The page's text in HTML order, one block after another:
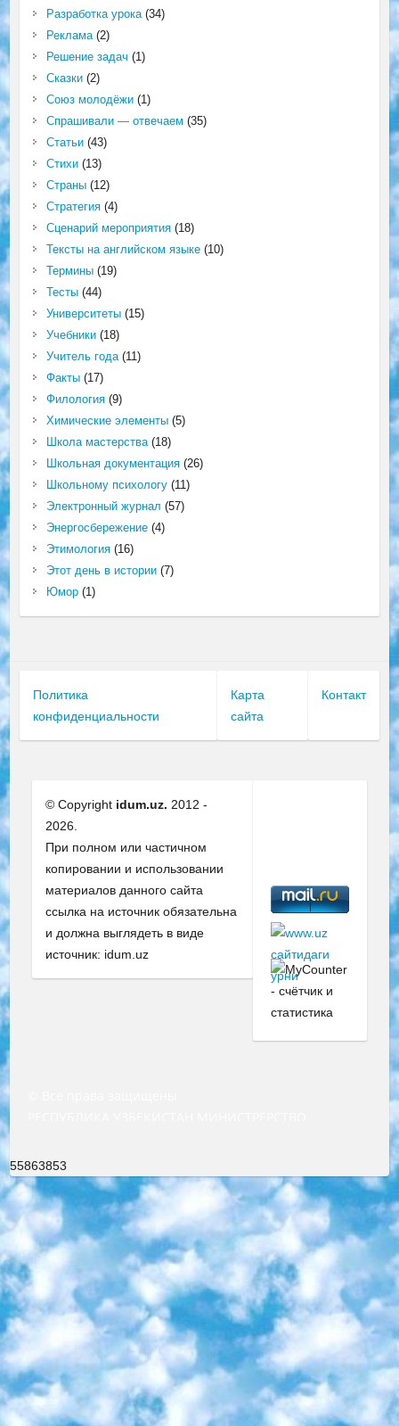
Разработка урока(34)
Реклама(2)
Решение задач (1)
Сказки(2)
Союз молодёжи(1)
Спрашивали — отвечаем (35)
Статьи(43)
Стихи(13)
Страны(12)
Стратегия(4)
Сценарий мероприятия(18)
Тексты на английском языке(10)
Термины(19)
Тесты(44)
Университеты(15)
Учебники(18)
Учитель года(11)
Факты(17)
Филология(9)
Химические элементы(5)
Школа мастерства(18)
Школьная документация(26)
Школьному психологу(11)
Электронный журнал (57)
Энергосбережение(4)
Этимология(16)
Этот день в истории(7)
Юмор(1)
Политика
конфиденциальности
Карта
сайта
Контакт
© Copyright idum.uz. 2012 -
2026.
При полном или частичном
копировании и использовании
материалов данного сайта
ссылка на источник обязательна
и должна выглядеть в виде
источник: idum.uz
55863853